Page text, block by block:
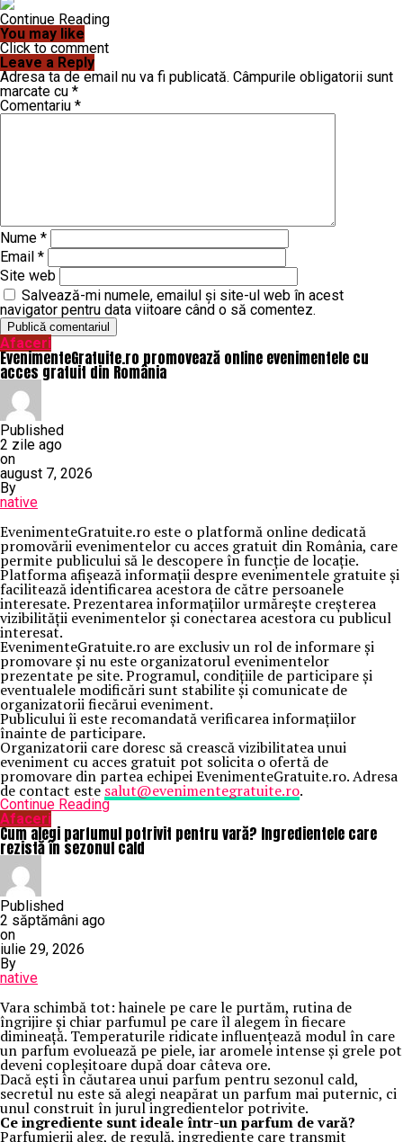
Continue Reading
You may like
Click to comment
Leave a Reply
Adresa ta de email nu va fi publicată. Câmpurile obligatorii sunt
marcate cu *
Comentariu *
Nume *
Email *
Site web
Salvează-mi numele, emailul și site-ul web în acest
navigator pentru data viitoare când o să comentez.
Afaceri
EvenimenteGratuite.ro promovează online evenimentele cu
acces gratuit din România
Published
2 zile ago
on
august 7, 2026
By
native
EvenimenteGratuite.ro este o platformă online dedicată
promovării evenimentelor cu acces gratuit din România, care
permite publicului să le descopere în funcție de locație.
Platforma afișează informații despre evenimentele gratuite și
facilitează identificarea acestora de către persoanele
interesate. Prezentarea informațiilor urmărește creșterea
vizibilității evenimentelor și conectarea acestora cu publicul
interesat.
EvenimenteGratuite.ro are exclusiv un rol de informare și
promovare și nu este organizatorul evenimentelor
prezentate pe site. Programul, condițiile de participare și
eventualele modificări sunt stabilite și comunicate de
organizatorii fiecărui eveniment.
Publicului îi este recomandată verificarea informațiilor
înainte de participare.
Organizatorii care doresc să crească vizibilitatea unui
eveniment cu acces gratuit pot solicita o ofertă de
promovare din partea echipei EvenimenteGratuite.ro. Adresa
de contact estesalut@evenimentegratuite.ro.
Continue Reading
Afaceri
Cum alegi parfumul potrivit pentru vară? Ingredientele care
rezistă în sezonul cald
Published
2 săptămâni ago
on
iulie 29, 2026
By
native
Vara schimbă tot: hainele pe care le purtăm, rutina de
îngrijire și chiar parfumul pe care îl alegem în fiecare
dimineață. Temperaturile ridicate influențează modul în care
un parfum evoluează pe piele, iar aromele intense și grele pot
deveni copleșitoare după doar câteva ore.
Dacă ești în căutarea unui parfum pentru sezonul cald,
secretul nu este să alegi neapărat un parfum mai puternic, ci
unul construit în jurul ingredientelor potrivite.
Ce ingrediente sunt ideale într-un parfum de vară?
Parfumierii aleg, de regulă, ingrediente care transmit